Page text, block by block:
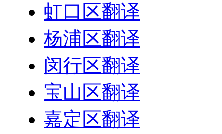
虹口区翻译
杨浦区翻译
闵行区翻译
宝山区翻译
嘉定区翻译